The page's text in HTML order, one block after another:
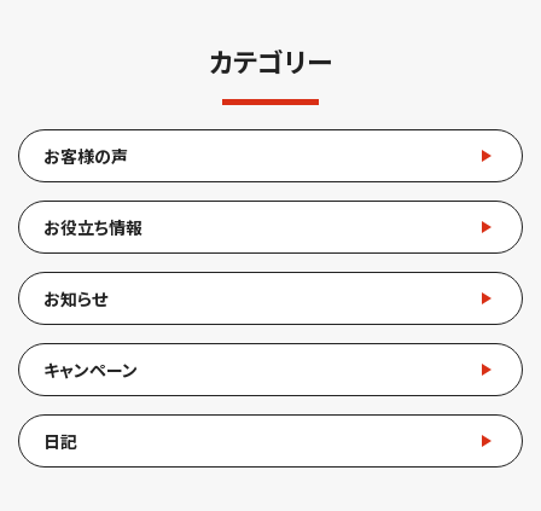
カテゴリー
お客様の声
お役立ち情報
お知らせ
キャンペーン
日記